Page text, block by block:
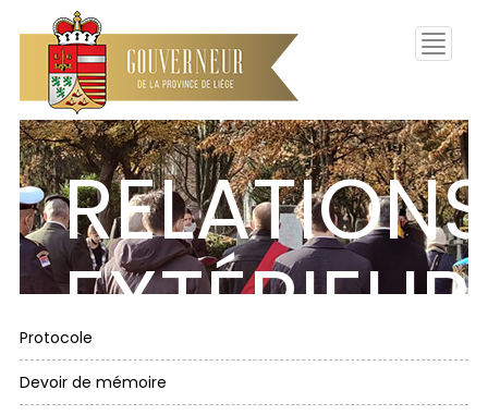
Toggle
Protocole
Devoir de mémoire